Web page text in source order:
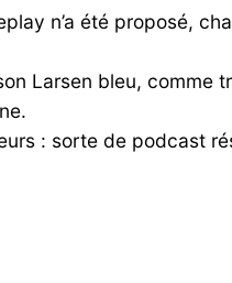
n’a été proposé,
Larsen bleu,
: sorte de podcast